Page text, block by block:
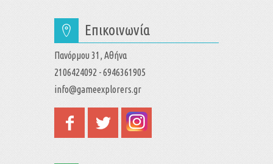
Επικοινωνία
Πανόρμου 31, Αθήνα
2106424092 - 6946361905
info@gameexplorers.gr